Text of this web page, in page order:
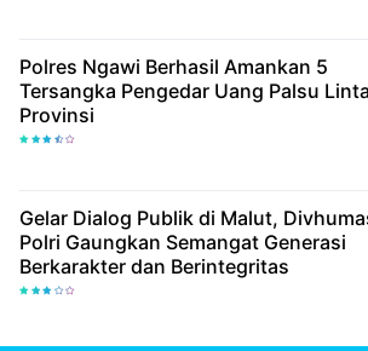
Polres Ngawi Berhasil Amankan 5
Tersangka Pengedar Uang Palsu
Provinsi
Gelar Dialog Publik di Malut,
Polri Gaungkan Semangat Generasi
Berkarakter dan Berintegritas